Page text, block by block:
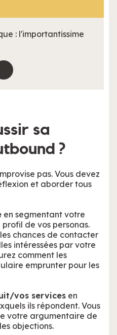
: l'importantissime
sa
?
pas. Vous devez
et aborder tous
en segmentant votre
de vos personas.
chances de contacter
intéressées par votre
comment les
emprunter pour les
vos services en
ils répondent. Vous
votre argumentaire de
objections.